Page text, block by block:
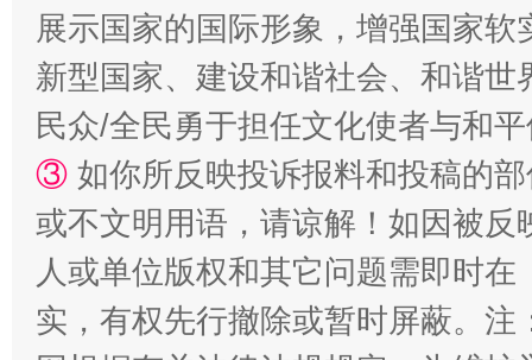
招工难、用工荒背后
展示国家的国际形象，增强国家
新型国家、建设和谐社会、和谐
民众/全民勇于担任文化使者与和
③ 如你所反映投诉报料和投稿的
或不文明用语，请谅解！如因被
人或单位版权和其它问题需即时在
实，有权先行撤除或暂时屏蔽。